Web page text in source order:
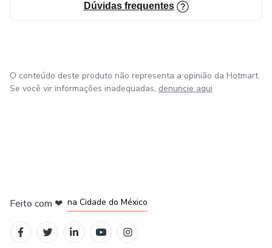
Dúvidas frequentes
O conteúdo deste produto não representa a opinião da Hotmart.
Se você vir informações inadequadas, denuncie aqui
Feito com ❤ na Cidade do México